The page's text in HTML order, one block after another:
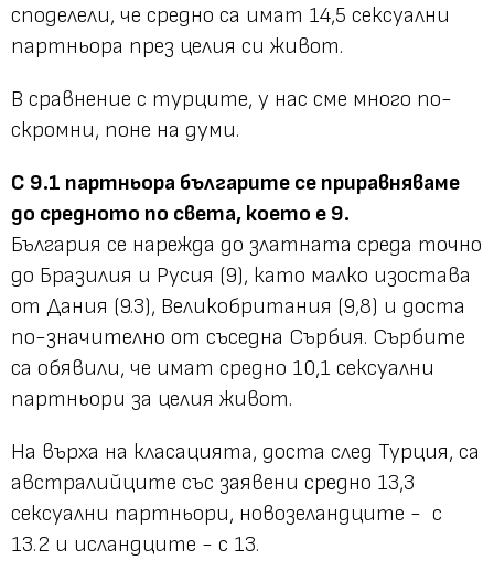
споделели, че средно са имат 14,5 сексуални
партньора през целия си живот.
В сравнение с турците, у нас сме много по-
скромни, поне на думи.
С 9.1 партньора българите се приравняваме
до средното по света, което е 9.
България се нарежда до златната среда точно
до Бразилия и Русия (9), като малко изостава
от Дания (9.3), Великобритания (9,8) и доста
по-значително от съседна Сърбия. Сърбите
са обявили, че имат средно 10,1 сексуални
партньори за целия живот.
На върха на класацията, доста след Турция, са
австралийците със заявени средно 13,3
сексуални партньори, новозеландците - с
13.2 и исландците - с 13.